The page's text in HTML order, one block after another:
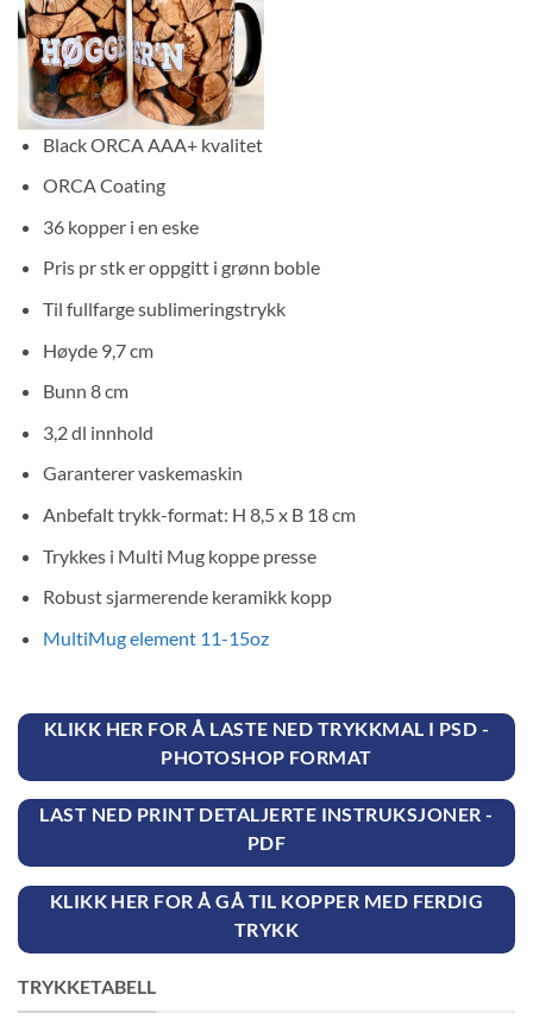
Black ORCA AAA+ kvalitet
ORCA Coating
36 kopper i en eske
Pris pr stk er oppgitt i grønn boble
Til fullfarge sublimeringstrykk
Høyde 9,7 cm
Bunn 8 cm
3,2 dl innhold
Garanterer vaskemaskin
Anbefalt trykk-format: H 8,5 x B 18 cm
Trykkes i Multi Mug koppe presse
Robust sjarmerende keramikk kopp
MultiMug element 11-15oz
KLIKK HER FOR Å LASTE NED TRYKKMAL I PSD -
PHOTOSHOP FORMAT
LAST NED PRINT DETALJERTE INSTRUKSJONER -
PDF
KLIKK HER FOR Å GÅ TIL KOPPER MED FERDIG
TRYKK
TRYKKETABELL